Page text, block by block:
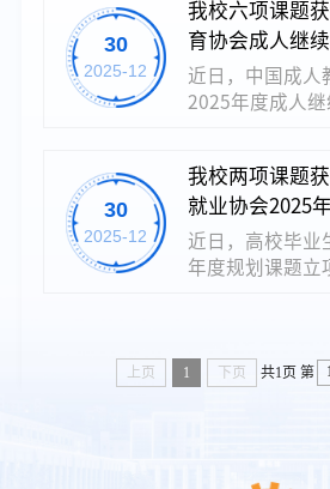
职业教育改革热
师深耕教学实践
科研管理、团队
深度融合的成果
职业教育高质量
聚焦产教融合、
才培养模式创新
践难点，涵盖科
提升的重要体现
科研素养与创新
严格按照课题管
项课题的过程管
30
2025-12
我校六项课题
育协会成人继
2025年度课题
近日，中国成人
2025年度成人
领域教科研工作
次立项课题紧扣
设与继续教育高
题，立足职业教
次课题立项是对
研究方向的认可
30
2025-12
我校两项课题
就业协会2025
近日，高校毕业
年度规划课题立
课题聚焦高校毕
提升就业服务质
上页 1 下页 共1页 第